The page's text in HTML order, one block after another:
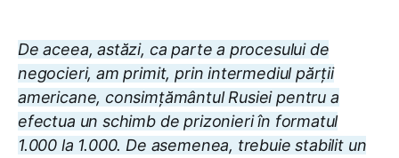
De aceea, astăzi, ca parte a procesului de
negocieri, am primit, prin intermediul părții
americane, consimțământul Rusiei pentru a
efectua un schimb de prizonieri în formatul
1.000 la 1.000. De asemenea, trebuie stabilit un